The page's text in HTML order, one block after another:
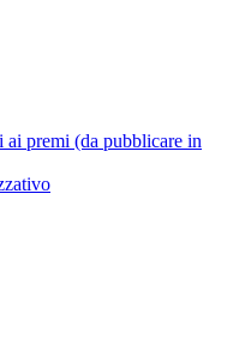
ai premi (da pubblicare in